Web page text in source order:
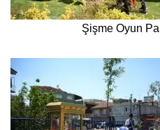
Şişme Oyun